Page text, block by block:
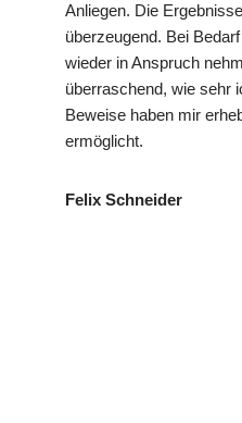
Anliegen. Die
überzeugend. Bei
wieder in Anspruch
überraschend, wie sehr
Beweise haben mir
ermöglicht.
Felix Schneider